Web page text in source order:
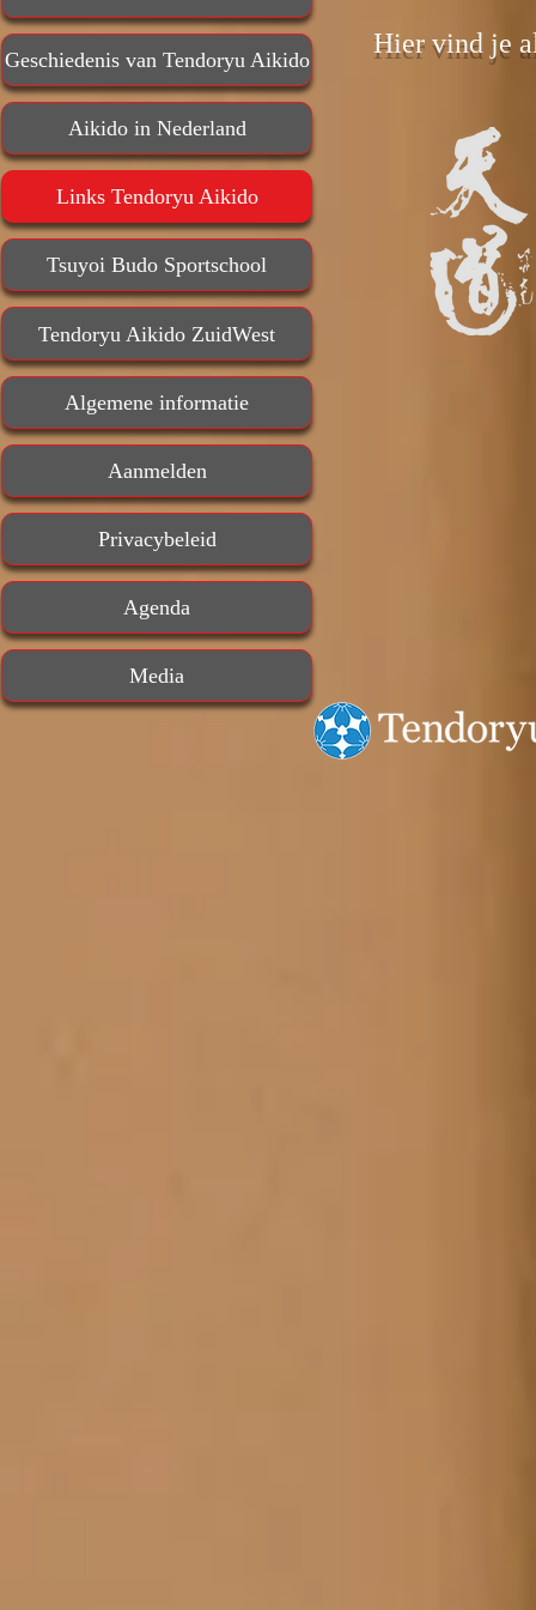
Geschiedenis van Tendoryu Aikido
Aikido in Nederland
Links Tendoryu Aikido
Tsuyoi Budo Sportschool
Tendoryu Aikido ZuidWest
Algemene informatie
Aanmelden
Privacybeleid
Agenda
Media
Hier vind je